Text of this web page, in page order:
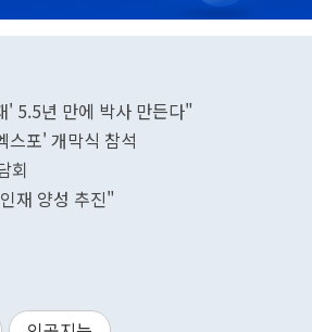
' 5.5년 만에 박사 만든다"
스포' 개막식 참석
회
재 양성 추진"